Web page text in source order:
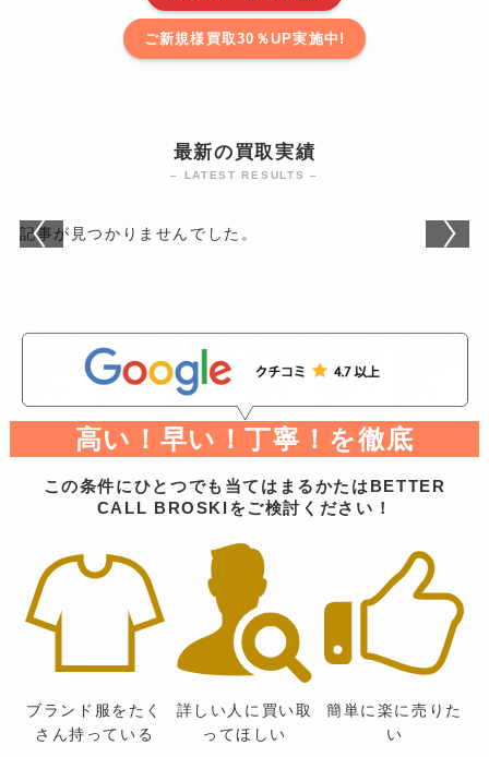
ご新規様買取30％UP実施中!
最新の買取実績
– LATEST RESULTS –
記事が見つかりませんでした。
高い！早い！丁寧！を徹底
この条件にひとつでも当てはまるかたはBETTER
CALL BROSKIをご検討ください！
ブランド服をたく
さん持っている
詳しい人に買い取
ってほしい
簡単に楽に売りた
い